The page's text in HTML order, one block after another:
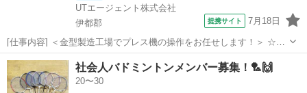
UTエージェント株式会社
伊都郡
提携サイト 7月18日
[仕事内容] ＜金型製造工場でプレス機の操作をお任せします！＞ ☆未
経験OK！ 丁寧な研修と指導で安心のスタート♪ ＜具体的には…＞
◆業務用の金属製板をプレス機で打ち抜く →資材をセットし機械操
作をすれば機械が行っ...
和歌山 伊都郡 工場
社会人バドミントンメンバー募集！🏸🙌
20〜30